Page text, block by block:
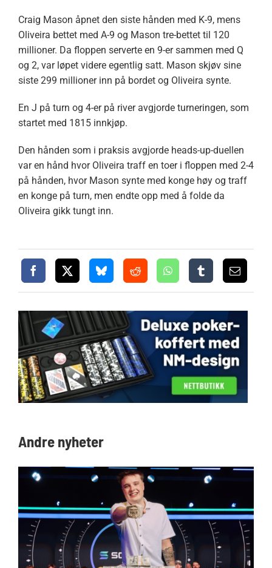
Craig Mason åpnet den siste hånden med K-9, mens
Oliveira bettet med A-9 og Mason tre-bettet til 120
millioner. Da floppen serverte en 9-er sammen med Q
og 2, var løpet videre egentlig satt. Mason skjøv sine
siste 299 millioner inn på bordet og Oliveira synte.
En J på turn og 4-er på river avgjorde turneringen, som
startet med 1815 innkjøp.
Den hånden som i praksis avgjorde heads-up-duellen
var en hånd hvor Oliveira traff en toer i floppen med 2-4
på hånden, hvor Mason synte med konge høy og traff
en konge på turn, men endte opp med å folde da
Oliveira gikk tungt inn.
Andre nyheter